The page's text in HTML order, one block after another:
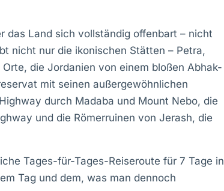
das Land sich vollständig offenbart – nicht
nicht nur die ikonischen Stätten – Petra,
die Jordanien von einem bloßen Abhak-
mit seinen außergewöhnlichen
durch Madaba und Mount Nebo, die
und die Römerruinen von Jerash, die
Tages-für-Tages-Reiseroute für 7 Tage in
Tag und dem, was man dennoch